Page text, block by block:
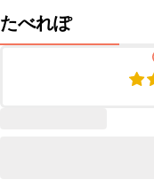
たべれぽ